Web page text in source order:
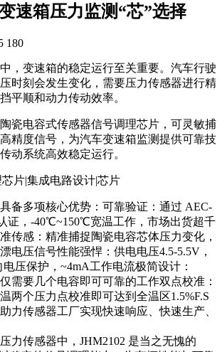
速箱压力监测“芯”选择
180
，变速箱的稳定运行至关重要。汽车行驶
时刻会发生变化，需要压力传感器进行精
平顺和动力传动效率。
瓷电容式传感器信号调理芯片，可灵敏捕
精度信号，为汽车变速箱监测提供可靠技
动系统高效稳定运行。
备多项核心优势：可靠验证：通过 AEC-
证，-40℃~150℃宽温工作，市场出货超千
传感：精准捕捉陶瓷电容芯体压力变化，
电压信号性能强悍：供电电压4.5-5.5V，
压保护，~4mA工作电流极简设计：
需要几个电容即可可靠的工作双点校准：
两个压力点校准即可达到全温区1.5%F.S
力传感器工厂实现快速响应、快速生产、
力传感器中，JHM2102 是当之无愧的